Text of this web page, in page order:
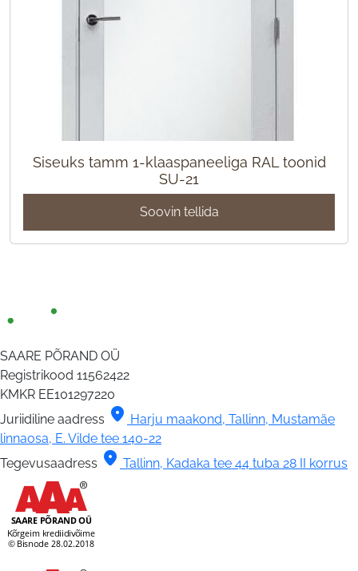
Siseuks tamm 1-klaaspaneeliga RAL toonid
SU-21
Soovin tellida
SAARE PÕRAND OÜ
Registrikood 11562422
KMKR EE101297220
Juriidiline aadress location_on Harju maakond, Tallinn, Mustamäe
linnaosa, E. Vilde tee 140-22
Tegevusaadress location_on Tallinn, Kadaka tee 44 tuba 28 II korrus